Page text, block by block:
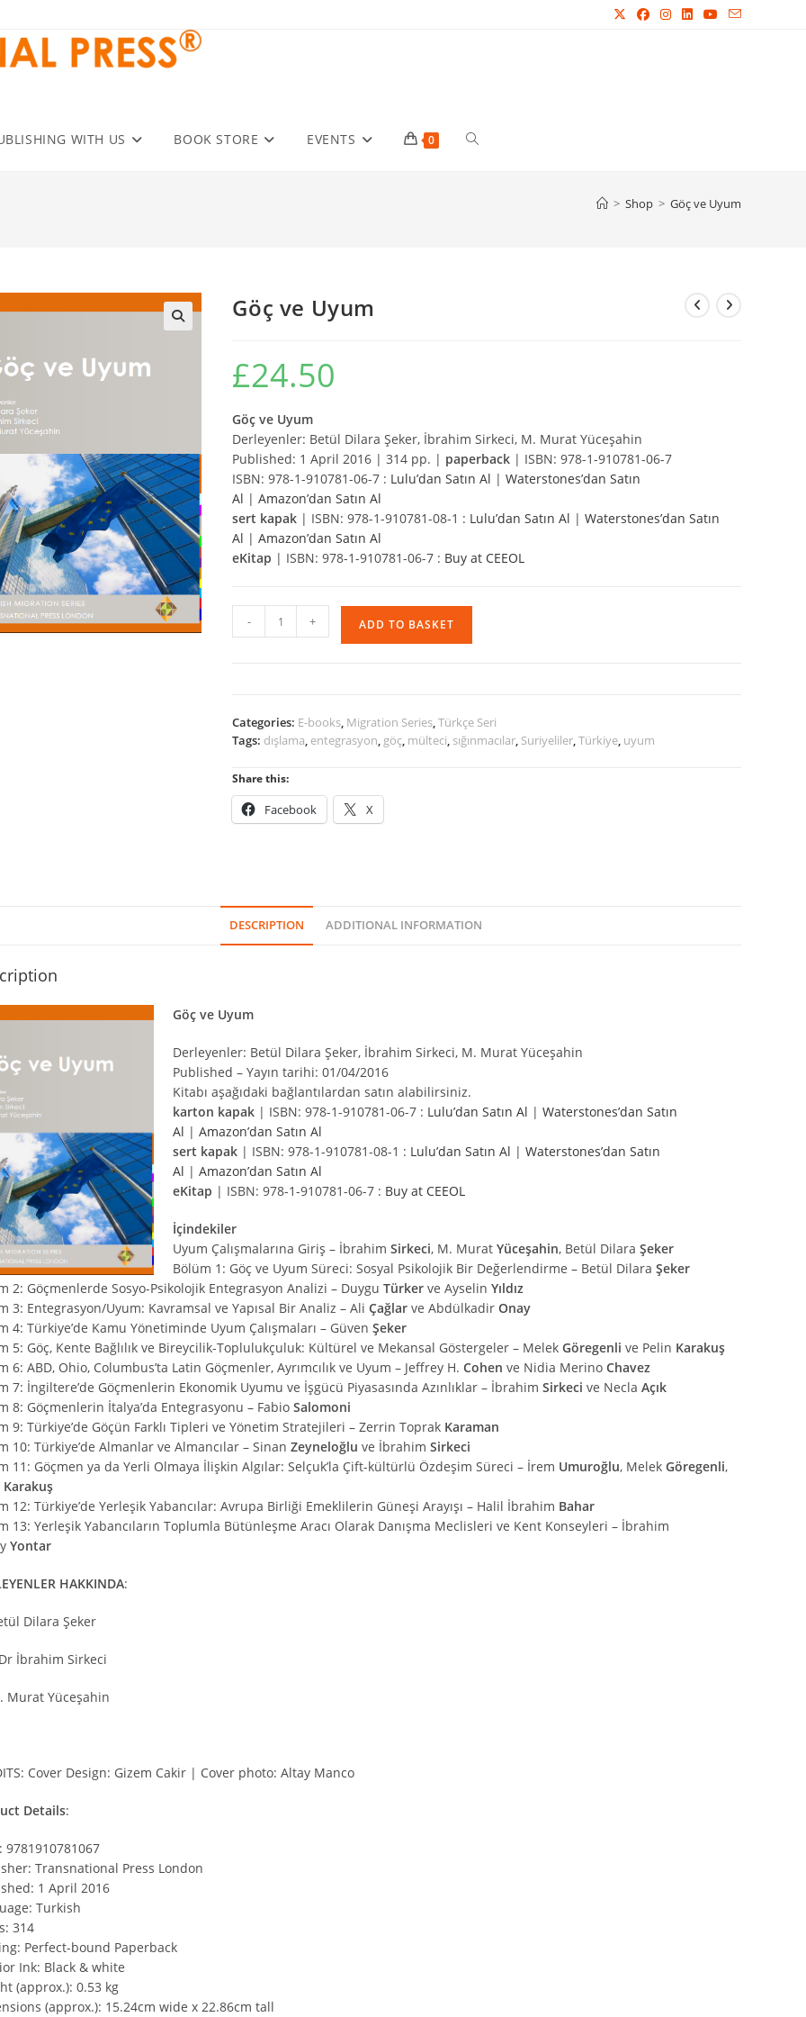
WITH US BOOK STORE EVENTS 0 Toggle
> Shop > Göç ve Uyum
Göç ve Uyum
£24.50
Göç ve Uyum
Derleyenler: Betül Dilara Şeker, İbrahim Sirkeci, M. Murat Yüceşahin
Published: 1 April 2016 | 314 pp. | paperback | ISBN: 978-1-910781-06-7
ISBN: 978-1-910781-06-7 : Lulu’dan Satın Al |Waterstones’dan Satın
Al |Amazon’dan Satın Al
sert kapak | ISBN: 978-1-910781-08-1 : Lulu’dan Satın Al |Waterstones’dan Satın
Al |Amazon’dan Satın Al
eKitap | ISBN: 978-1-910781-06-7 : Buy at CEEOL
ve
- + ADD TO BASKET
Categories: E-books, Migration Series,Türkçe Seri
Tags: dışlama, entegrasyon, göç, mülteci, sığınmacılar, Suriyeliler,Türkiye, uyum
Share this:
Facebook X
DESCRIPTION ADDITIONAL INFORMATION
Göç ve Uyum
Derleyenler: Betül Dilara Şeker, İbrahim Sirkeci, M. Murat Yüceşahin
Published – Yayın tarihi: 01/04/2016
Kitabı aşağıdaki bağlantılardan satın alabilirsiniz.
karton kapak | ISBN: 978-1-910781-06-7 : Lulu’dan Satın Al | Waterstones’dan Satın
Al | Amazon’dan Satın Al
sert kapak | ISBN: 978-1-910781-08-1 : Lulu’dan Satın Al | Waterstones’dan Satın
Al | Amazon’dan Satın Al
eKitap | ISBN: 978-1-910781-06-7 : Buy at CEEOL
İçindekiler
Uyum Çalışmalarına Giriş – İbrahim Sirkeci, M. Murat Yüceşahin, Betül Dilara Şeker
Bölüm 1: Göç ve Uyum Süreci: Sosyal Psikolojik Bir Değerlendirme – Betül Dilara Şeker
2: Göçmenlerde Sosyo-Psikolojik Entegrasyon Analizi – Duygu Türker ve Ayselin Yıldız
3: Entegrasyon/Uyum: Kavramsal ve Yapısal Bir Analiz – Ali Çağlar ve Abdülkadir Onay
4: Türkiye’de Kamu Yönetiminde Uyum Çalışmaları – Güven Şeker
5: Göç, Kente Bağlılık ve Bireycilik-Toplulukçuluk: Kültürel ve Mekansal Göstergeler – Melek Göregenli ve Pelin Karakuş
6: ABD, Ohio, Columbus’ta Latin Göçmenler, Ayrımcılık ve Uyum – Jeffrey H. Cohen ve Nidia Merino Chavez
7: İngiltere’de Göçmenlerin Ekonomik Uyumu ve İşgücü Piyasasında Azınlıklar – İbrahim Sirkeci ve Necla Açık
8: Göçmenlerin İtalya’da Entegrasyonu – Fabio Salomoni
9: Türkiye’de Göçün Farklı Tipleri ve Yönetim Stratejileri – Zerrin Toprak Karaman
10: Türkiye’de Almanlar ve Almancılar – Sinan Zeyneloğlu ve İbrahim Sirkeci
11: Göçmen ya da Yerli Olmaya İlişkin Algılar: Selçuk’la Çift-kültürlü Özdeşim Süreci – İrem Umuroğlu, Melek Göregenli,
Karakuş
12: Türkiye’de Yerleşik Yabancılar: Avrupa Birliği Emeklilerin Güneşi Arayışı – Halil İbrahim Bahar
13: Yerleşik Yabancıların Toplumla Bütünleşme Aracı Olarak Danışma Meclisleri ve Kent Konseyleri – İbrahim
Yontar
HAKKINDA:
Dilara Şeker
İbrahim Sirkeci
Murat Yüceşahin
Cover Design: Gizem Cakir | Cover photo: Altay Manco
Details:
9781910781067
Transnational Press London
1 April 2016
Turkish
314
Perfect-bound Paperback
Ink: Black & white
(approx.): 0.53 kg
(approx.): 15.24cm wide x 22.86cm tall